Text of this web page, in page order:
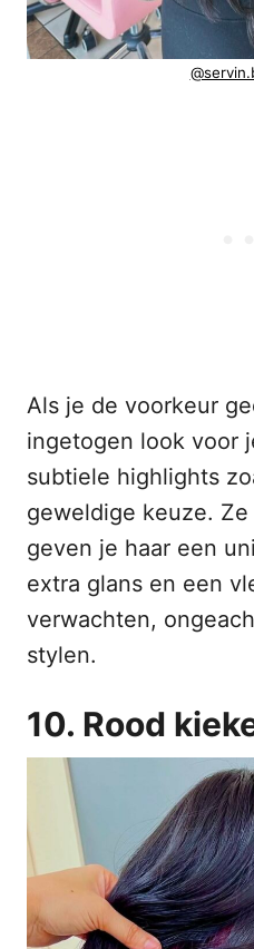
Als je de voorkeur
ingetogen look voor
subtiele highlights
geweldige keuze.
geven je haar een
extra glans en een
verwachten,
stylen.
10. Rood